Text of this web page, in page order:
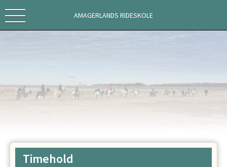
AMAGERLANDS RIDESKOLE
Timehold